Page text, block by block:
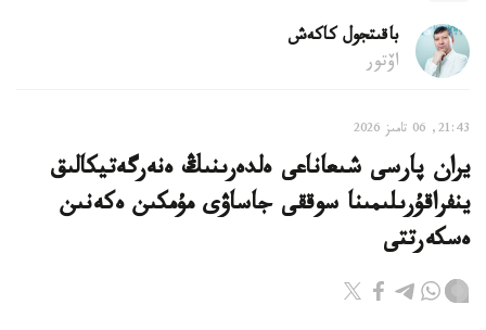
باقىتجول كاكەش
اۆتور
21:43, 06 تامىز 2026
يران پارسى شىعاناعى ەلدەرىنىڭ ەنەرگەتيكالىق
ينفراقۇرىلىمىنا سوققى جاساۋى مۇمكىن ەكەنىن
ەسكەرتتى